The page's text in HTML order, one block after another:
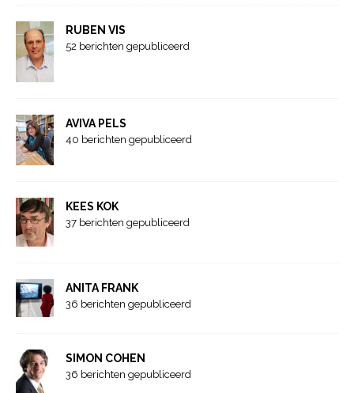
RUBEN VIS
52 berichten gepubliceerd
AVIVA PELS
40 berichten gepubliceerd
KEES KOK
37 berichten gepubliceerd
ANITA FRANK
36 berichten gepubliceerd
SIMON COHEN
36 berichten gepubliceerd